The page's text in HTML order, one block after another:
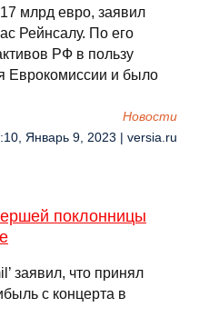
млрд евро, заявил
Рейнсалу. По его
РФ в пользу
Еврокомиссии и было
Новости
Январь 9, 2023 | versia.ru
поклонницы
заявил, что принял
с концерта в